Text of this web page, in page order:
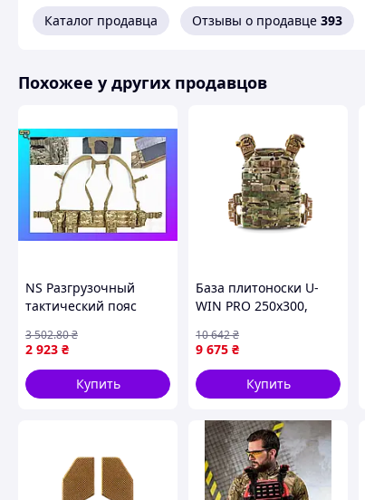
спортивный / туристический жилет
Каталог продавца Отзывы о продавце 393
Похожее у других продавцов
NS Разгрузочный
тактический пояс
комплектом итогов (5
шт) Palianytsia
Advanced пиксел
Nes22/Q
2 923 ₴
3 502.80₴
Купить
База плитоноски U-
WIN PRO 250х300,
9 675 ₴
10 642₴
Купить